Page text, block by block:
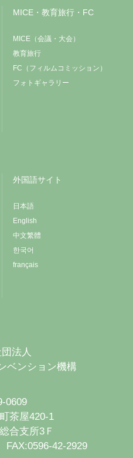
MICE・教育旅行・FC
MICE（会議・大会）
教育旅行
FC（フィルムコミッション）
フォトギャラリー
外国語サイト
日本語
English
中文繁體
한국어
français
法人
ベンション機構
0609
茶屋420-1
合支所3Ｆ
42-2929